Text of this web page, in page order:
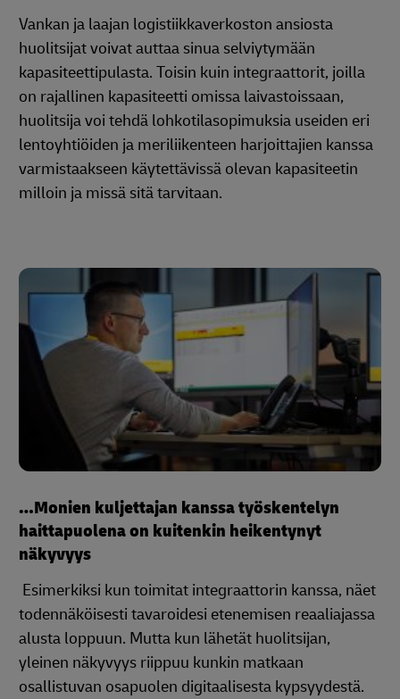
Vankan ja laajan logistiikkaverkoston ansiosta
huolitsijat voivat auttaa sinua selviytymään
kapasiteettipulasta. Toisin kuin integraattorit, joilla
on rajallinen kapasiteetti omissa laivastoissaan,
huolitsija voi tehdä lohkotilasopimuksia useiden eri
lentoyhtiöiden ja meriliikenteen harjoittajien kanssa
varmistaakseen käytettävissä olevan kapasiteetin
milloin ja missä sitä tarvitaan.
…Monien kuljettajan kanssa työskentelyn
haittapuolena on kuitenkin heikentynyt
näkyvyys
Esimerkiksi kun toimitat integraattorin kanssa, näet
todennäköisesti tavaroidesi etenemisen reaaliajassa
alusta loppuun. Mutta kun lähetät huolitsijan,
yleinen näkyvyys riippuu kunkin matkaan
osallistuvan osapuolen digitaalisesta kypsyydestä.